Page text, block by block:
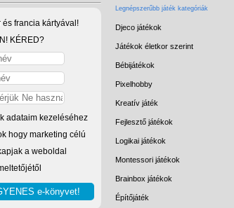
francia kártyával!
KÉRED?
adataim kezeléséhez
hogy marketing célú
a weboldal
Legnépszerűbb játék kategóriák
Djeco játékok
Játékok életkor szerint
Bébijátékok
Pixelhobby
Kreatív játék
Fejlesztő játékok
Logikai játékok
Montessori játékok
Brainbox játékok
Építőjáték